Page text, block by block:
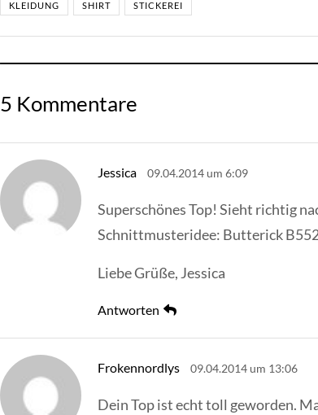
KLEIDUNG SHIRT STICKEREI
5 Kommentare
Jessica 09.04.2014 um 6:09
Superschönes Top! Sieht richtig
Schnittmusteridee: Butterick
Liebe Grüße, Jessica
Antworten
Frokennordlys 09.04.2014 um 13:06
Dein Top ist echt toll geworden.